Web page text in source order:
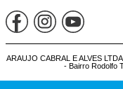
ARAUJO CABRAL E ALVES
- Bairro Rodolfo